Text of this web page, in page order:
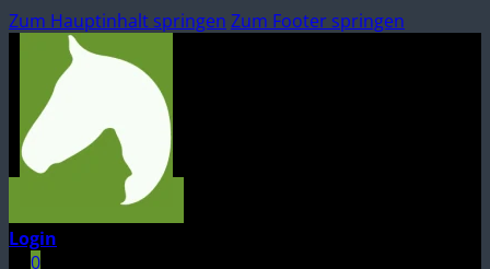
Zum Hauptinhalt springen Zum Footer springen
Login
0